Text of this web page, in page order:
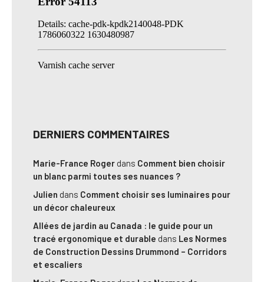
DERNIERS COMMENTAIRES
Marie-France Roger dans Comment bien choisir
un blanc parmi toutes ses nuances ?
Julien dans Comment choisir ses luminaires pour
un décor chaleureux
Allées de jardin au Canada : le guide pour un
tracé ergonomique et durable dans Les Normes
de Construction Dessins Drummond – Corridors
et escaliers